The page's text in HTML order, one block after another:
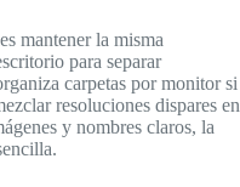
mantener la misma
para separar
carpetas por monitor si
resoluciones dispares en
y nombres claros, la